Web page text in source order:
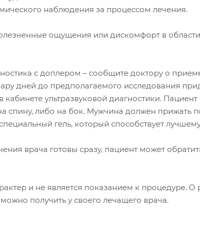
наблюдения за процессом лечения.
ощущения или дискомфорт в
с доплером – сообщите доктору о
дней до предполагаемого исследования
ультразвуковой диагностики.
спину, либо на бок. Мужчина должен прижать
гель, который способствует
врача готовы сразу, пациент может
и не является показанием к процедуре. О
получить у своего лечащего врача.